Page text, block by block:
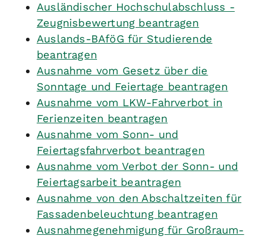
Ausländischer Hochschulabschluss -
Zeugnisbewertung beantragen
Auslands-BAföG für Studierende
beantragen
Ausnahme vom Gesetz über die
Sonntage und Feiertage beantragen
Ausnahme vom LKW-Fahrverbot in
Ferienzeiten beantragen
Ausnahme vom Sonn- und
Feiertagsfahrverbot beantragen
Ausnahme vom Verbot der Sonn- und
Feiertagsarbeit beantragen
Ausnahme von den Abschaltzeiten für
Fassadenbeleuchtung beantragen
Ausnahmegenehmigung für Großraum-